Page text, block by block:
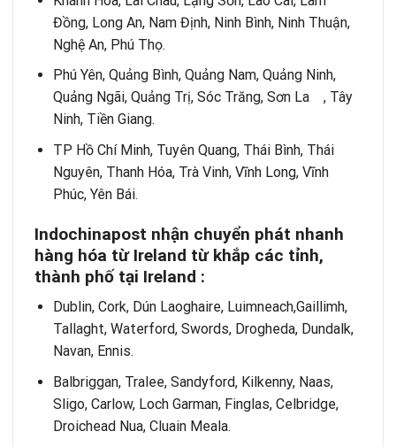
Đồng, Long An, Nam Định, Ninh Bình, Ninh Thuận,
Nghệ An, Phú Thọ.
Phú Yên, Quảng Bình, Quảng Nam, Quảng Ninh,
Quảng Ngãi, Quảng Trị, Sóc Trăng, Sơn La , Tây
Ninh, Tiền Giang.
TP Hồ Chí Minh, Tuyên Quang, Thái Bình, Thái
Nguyên, Thanh Hóa, Trà Vinh, Vĩnh Long, Vĩnh
Phúc, Yên Bái.
Indochinapost nhận chuyển phát nhanh
hàng hóa từ Ireland từ khắp các tỉnh,
thành phố tại Ireland :
Dublin, Cork, Dún Laoghaire, Luimneach,Gaillimh,
Tallaght, Waterford, Swords, Drogheda, Dundalk,
Navan, Ennis.
Balbriggan, Tralee, Sandyford, Kilkenny, Naas,
Sligo, Carlow, Loch Garman, Finglas, Celbridge,
Droichead Nua, Cluain Meala.